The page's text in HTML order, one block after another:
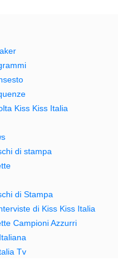
Kiss Kiss Italia
di stampa
di Stampa
di Kiss Kiss Italia
Campioni Azzurri
Tv